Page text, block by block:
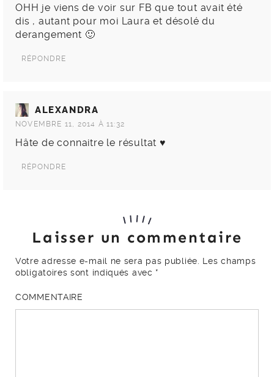
OHH je viens de voir sur FB que tout avait été
dis , autant pour moi Laura et désolé du
derangement 🙂
RÉPONDRE
ALEXANDRA
NOVEMBRE 11, 2014 À 11:32
Hâte de connaitre le résultat ♥
RÉPONDRE
Laisser un commentaire
Votre adresse e-mail ne sera pas publiée. Les champs
obligatoires sont indiqués avec *
COMMENTAIRE